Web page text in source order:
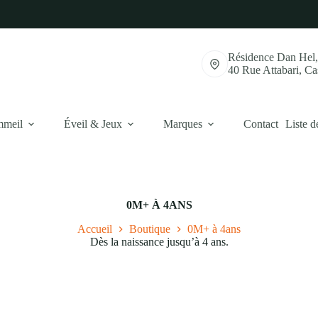
Résidence Dan Hel,
40 Rue Attabari,
Éveil & Jeux Marques Contact Liste
0M+ À 4ANS
Accueil Boutique
0M+ à 4ans
Dès la naissance jusqu’à 4 ans.